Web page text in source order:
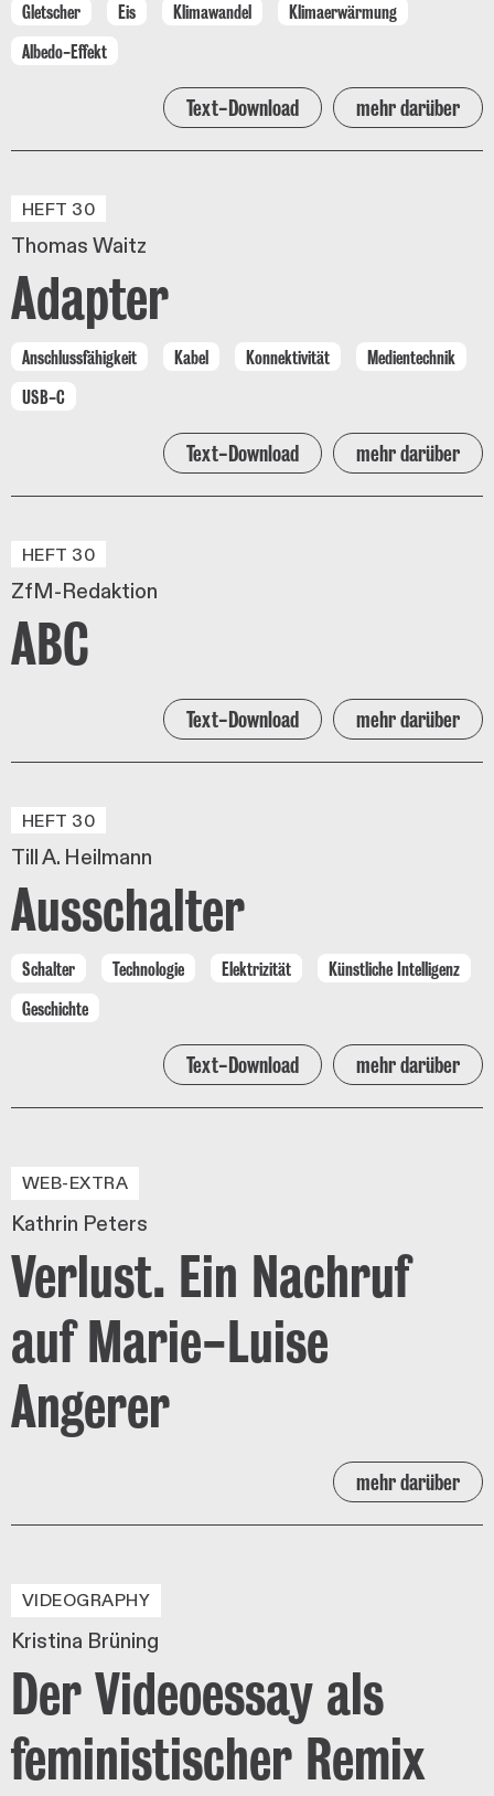
Gletscher Eis Klimawandel
Klimaerwärmung
Albedo-Effekt
Text-Download mehr darüber
HEFT 30
Thomas Waitz
Adapter
Anschlussfähigkeit Kabel Konnektivität
Medientechnik
USB-C
Text-Download mehr darüber
HEFT 30
ZfM-Redaktion
ABC
Text-Download mehr darüber
HEFT 30
Till A. Heilmann
Ausschalter
Schalter Technologie Elektrizität
Künstliche Intelligenz
Geschichte
Text-Download mehr darüber
WEB-EXTRA
Kathrin Peters
Verlust. Ein Nachruf
auf Marie-Luise
Angerer
mehr darüber
VIDEOGRAPHY
Kristina Brüning
Der Videoessay als
feministischer Remix